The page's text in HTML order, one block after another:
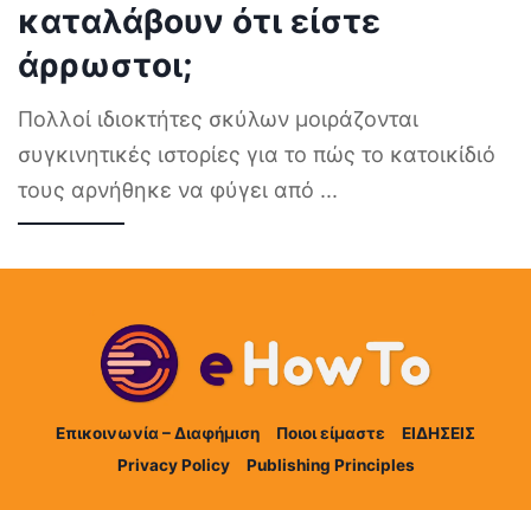
καταλάβουν ότι είστε
άρρωστοι;
Πολλοί ιδιοκτήτες σκύλων μοιράζονται
συγκινητικές ιστορίες για το πώς το κατοικίδιό
τους αρνήθηκε να φύγει από ...
Επικοινωνία – Διαφήμιση Ποιοι είμαστε
ΕΙΔΗΣΕΙΣ
Privacy Policy
Publishing Principles